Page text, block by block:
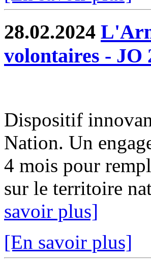
28.02.2024
volontaires - JO
Dispositif
Nation. Un
4 mois pour
sur le territoire
savoir plus]
[En savoir plus]